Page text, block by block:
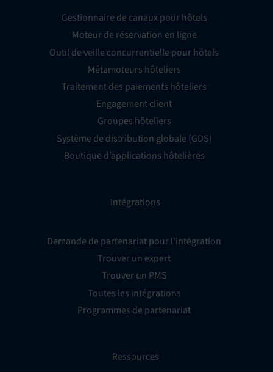
Gestionnaire de canaux pour hôtels
Moteur de réservation en ligne
Outil de veille concurrentielle pour hôtels
Métamoteurs hôteliers
Traitement des paiements hôteliers
Engagement client
Groupes hôteliers
Système de distribution globale (GDS)
Boutique d’applications hôtelières
Intégrations
Demande de partenariat pour l’intégration
Trouver un expert
Trouver un PMS
Toutes les intégrations
Programmes de partenariat
Ressources